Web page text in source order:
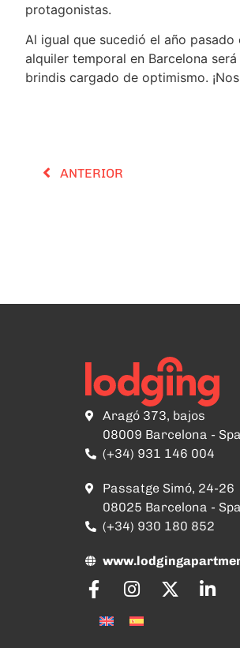
protagonistas.
Al igual que sucedió el año pasado
alquiler temporal en Barcelona
brindis cargado de optimismo.
ANTERIOR
Aragó 373, bajos
08009 Barcelona -
(+34) 931 146 004
Passatge Simó, 24-26
08025 Barcelona -
(+34) 930 180 852